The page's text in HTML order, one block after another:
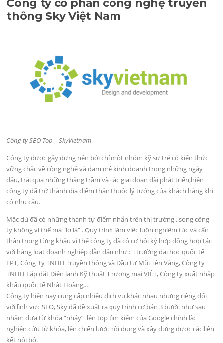
Công ty cổ phần công nghệ truyền
thông Sky Việt Nam
Công ty SEO Top – SkyVietnam
Công ty được gầy dựng nên bởi chỉ một nhóm kỹ sư trẻ có kiến thức
vững chắc về công nghệ và đam mê kinh doanh trong những ngày
đầu, trải qua những thăng trầm và các giai đoạn dài phát triển,hiện
công ty đã trở thành địa điểm thân thuộc lý tưởng của khách hàng khi
có nhu cầu.
Mặc dù đã có những thành tự điểm nhấn trên thị trường , song công
ty không vì thế mà “lơ là” . Quy trình làm việc luôn nghiêm túc và cẩn
thận trong từng khâu vì thế công ty đã có cơ hội ký hợp đồng hợp tác
với hàng loạt doanh nghiệp dẫn đầu như : : trường đại học quốc tế
FPT, Công ty TNHH Truyền thông và Đầu tư Mũi Tên Vàng, Công ty
TNHH Lắp đặt Điện lạnh Kỹ thuật Thương mại VIỆT, Công ty xuất nhập
khẩu quốc tế Nhật Hoàng,…
Công ty hiện nay cung cấp nhiều dịch vụ khác nhau nhưng riêng đối
với lĩnh vực SEO, Sky đã đề xuất ra quy trình cơ bản 3 bước như sau
nhằm đưa từ khóa “nhảy” lên top tìm kiếm của Google chính là:
nghiên cứu từ khóa, lên chiến lược nội dung và xây dựng được các liên
kết nội bộ.